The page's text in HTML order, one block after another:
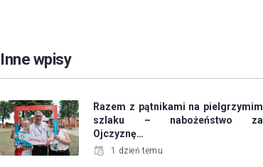
Inne wpisy
Razem z pątnikami na pielgrzymim
szlaku – nabożeństwo za
Ojczyznę…
1 dzień temu